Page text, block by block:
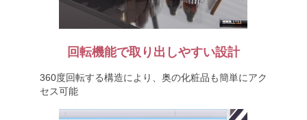
回転機能で取り出しやすい設計
360度回転する構造により、奥の化粧品も簡単にアク
セス可能